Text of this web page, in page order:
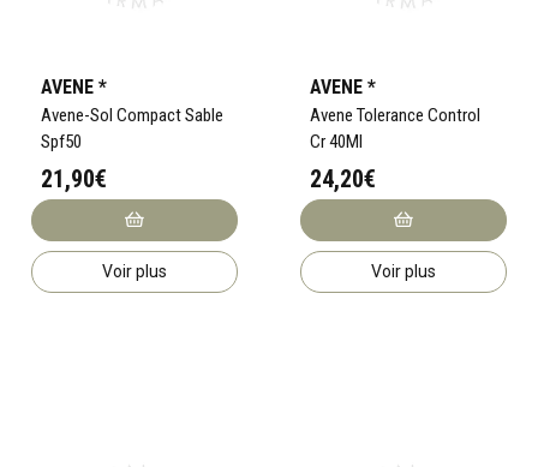
AVENE *
Avene-Sol Compact Sable
Spf50
21,90€
Voir plus
AVENE *
Avene Tolerance Control
Cr 40Ml
24,20€
Voir plus